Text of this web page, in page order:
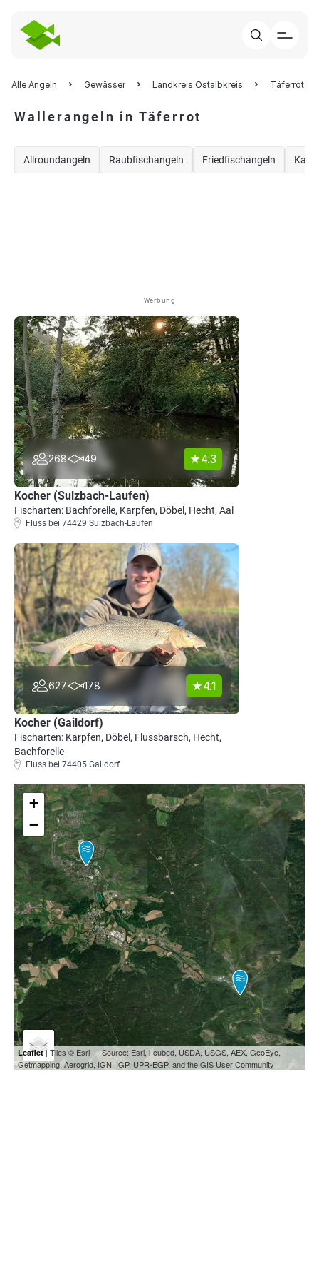
Alle Angeln Gewässer Landkreis Ostalbkreis Täferrot
Wallerangeln in Täferrot
Allroundangeln Raubfischangeln Friedfischangeln
Werbung
268 49 4.3
Kocher (Sulzbach-Laufen)
Fischarten: Bachforelle, Karpfen, Döbel, Hecht, Aal
Fluss bei 74429 Sulzbach-Laufen
627 178 4.1
Kocher (Gaildorf)
Fischarten: Karpfen, Döbel, Flussbarsch, Hecht,
Bachforelle
Fluss bei 74405 Gaildorf
+
−
Leaflet| Tiles © Esri — Source: Esri, i-cubed, USDA, USGS, AEX, GeoEye,
Getmapping, Aerogrid, IGN, IGP, UPR-EGP, and the GIS User Community